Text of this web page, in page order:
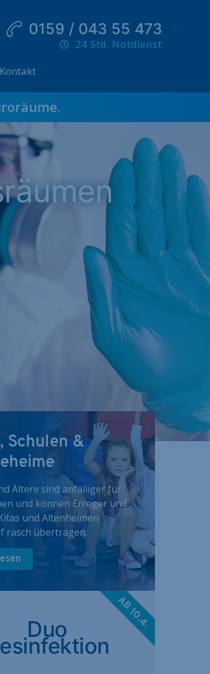
0159 / 043 55 473
24 Std. Notdienst
Kontakt
Schulen &
Ältere sind anfälliger für
und können Erreger und
und Altenheimen
rasch übertragen.
Duo AB 10.4.